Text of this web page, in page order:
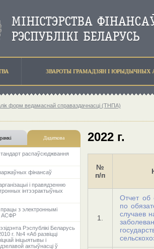
ЗВАРОТЫ ГРАМАДЗЯН I ЮРЫДЫЧНЫХ
форм ведамаснай справаздачнасці (ТНПА)
Дадаткова
распаўсюджвання
фінансаў
і правядзенню
інтээрактыўных
з электроннымі
АСФР
Рэспублікі Беларусь
г. №4 «Аб развіцці
ініцыятывы і
актыўнасці ў
2022 г.
№
п/п
1.
Отчет об
по
случаев